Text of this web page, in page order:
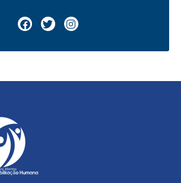
F
a
e
o
T
w
t
r
I
n
t
r